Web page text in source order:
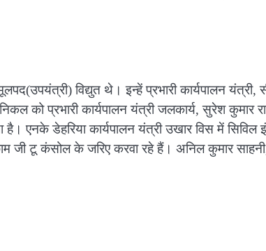
विद्युत थे। इन्हें प्रभारी कार्यपालन यंत्री,
को प्रभारी कार्यपालन यंत्री जलकार्य, सुरेश कुमार
है। एनके डेहरिया कार्यपालन यंत्री उखार विस में
जी टू कंसोल के जरिए करवा रहे हैं। अनिल कुमार